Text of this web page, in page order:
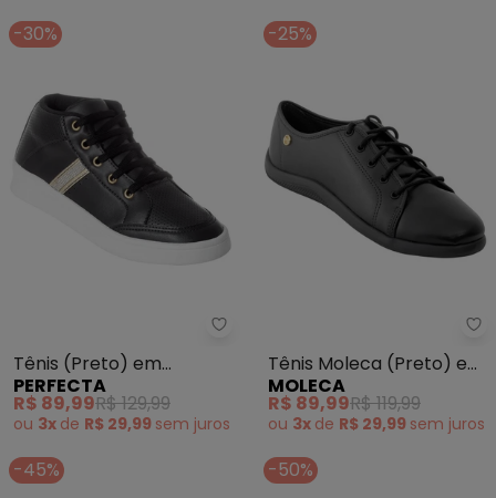
-30%
Perfecta - Tênis (Preto) em
Tênis (Preto) em
Sintético
PERFECTA
R$ 89,99R$ 129,99
ou 3x de R$ 29,99 sem juros
-25%
Tênis Moleca (Preto) em
Sintético
MOLECA
R$ 89,99R$ 119,99
ou 3x de R$ 29,99 sem juros
-45% -50%